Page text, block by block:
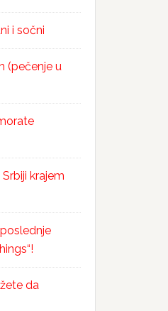
i sočni
(pečenje u
krajem
da